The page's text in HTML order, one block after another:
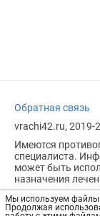
Мы используем файлы
Продолжая
Обратная связь
vrachi42.ru, 2019-
Имеются
специалиста.
может быть
назначения
Возрастное